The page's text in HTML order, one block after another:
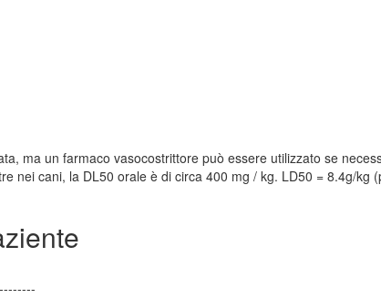
ma un farmaco vasocostrittore può essere utilizzato se
nei cani, la DL50 orale è di circa 400 mg / kg. LD50 = 8.4g/kg